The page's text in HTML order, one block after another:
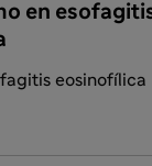
en
eosinofílica